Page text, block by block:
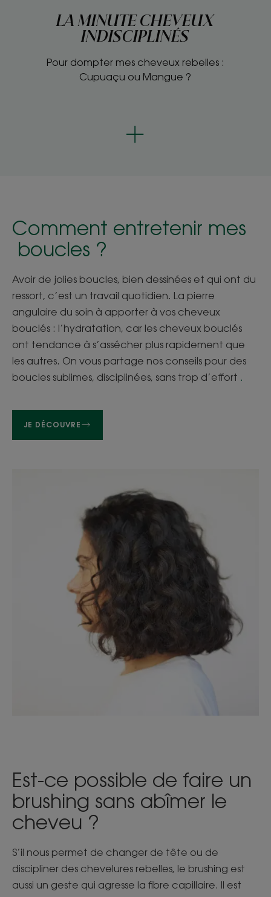
LA MINUTE CHEVEUX
INDISCIPLINÉS
Pour dompter mes cheveux rebelles :
Cupuaçu ou Mangue ?
Comment entretenir mes
boucles ?
Avoir de jolies boucles, bien dessinées et qui ont du
ressort, c’est un travail quotidien. La pierre
angulaire du soin à apporter à vos cheveux
bouclés : l’hydratation, car les cheveux bouclés
ont tendance à s’assécher plus rapidement que
les autres. On vous partage nos conseils pour des
boucles sublimes, disciplinées, sans trop d’effort .
JE DÉCOUVRE
Est-ce possible de faire un
brushing sans abîmer le
cheveu ?
S’il nous permet de changer de tête ou de
discipliner des chevelures rebelles, le brushing est
aussi un geste qui agresse la fibre capillaire. Il est